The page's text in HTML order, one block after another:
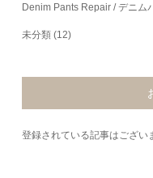
Denim Pants Repair / デニム
未分類 (12)
登録されている記事はござい